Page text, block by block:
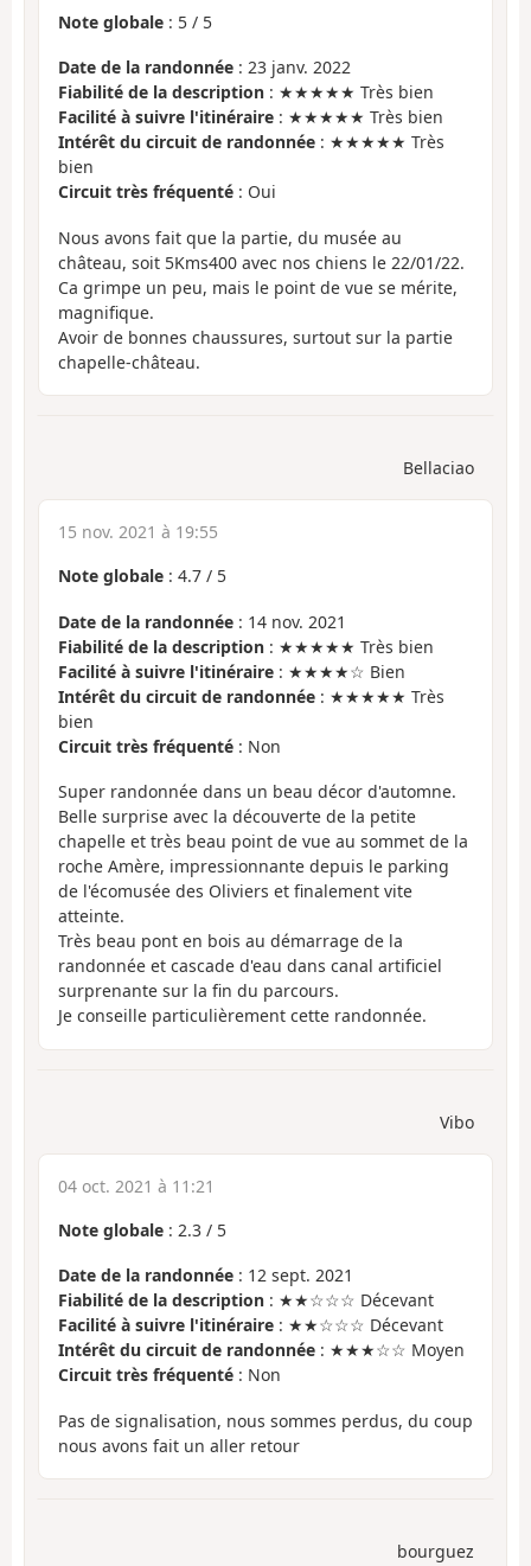
Note globale : 5 / 5
Date de la randonnée : 23 janv. 2022
Fiabilité de la description : ★★★★★ Très bien
Facilité à suivre l'itinéraire : ★★★★★ Très bien
Intérêt du circuit de randonnée : ★★★★★ Très
bien
Circuit très fréquenté : Oui
Nous avons fait que la partie, du musée au
château, soit 5Kms400 avec nos chiens le 22/01/22.
Ca grimpe un peu, mais le point de vue se mérite,
magnifique.
Avoir de bonnes chaussures, surtout sur la partie
chapelle-château.
Bellaciao
15 nov. 2021 à 19:55
Note globale : 4.7 / 5
Date de la randonnée : 14 nov. 2021
Fiabilité de la description : ★★★★★ Très bien
Facilité à suivre l'itinéraire : ★★★★☆ Bien
Intérêt du circuit de randonnée : ★★★★★ Très
bien
Circuit très fréquenté : Non
Super randonnée dans un beau décor d'automne.
Belle surprise avec la découverte de la petite
chapelle et très beau point de vue au sommet de la
roche Amère, impressionnante depuis le parking
de l'écomusée des Oliviers et finalement vite
atteinte.
Très beau pont en bois au démarrage de la
randonnée et cascade d'eau dans canal artificiel
surprenante sur la fin du parcours.
Je conseille particulièrement cette randonnée.
Vibo
04 oct. 2021 à 11:21
Note globale : 2.3 / 5
Date de la randonnée : 12 sept. 2021
Fiabilité de la description : ★★☆☆☆ Décevant
Facilité à suivre l'itinéraire : ★★☆☆☆ Décevant
Intérêt du circuit de randonnée : ★★★☆☆ Moyen
Circuit très fréquenté : Non
Pas de signalisation, nous sommes perdus, du coup
nous avons fait un aller retour
bourguez